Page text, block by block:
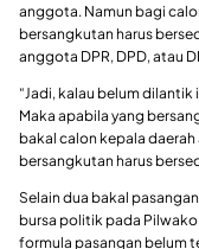
anggota. Namun bagi
bersangkutan harus
anggota DPR, DPD, atau
“Jadi, kalau belum
Maka apabila yang
bakal calon kepala
bersangkutan harus
Selain dua bakal
bursa politik pada
formula pasangan belum